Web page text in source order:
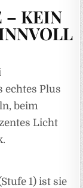
– KEIN
echtes Plus
beim
Licht
1) ist sie